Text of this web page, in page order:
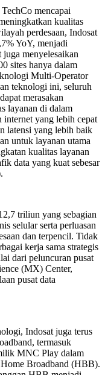
mencapai
kualitas
perdesaan, Indosat
YoY, menjadi
menyelesaikan
sites hanya dalam
Multi-Operator
teknologi ini, seluruh
merasakan
layanan di dalam
internet yang lebih cepat
latensi yang lebih baik
untuk layanan utama
kualitas layanan
data yang kuat sebesar
triliun yang sebagian
selular serta perluasan
dan terpencil. Tidak
kerja sama strategis
dari peluncuran pusat
(MX) Center,
pusat data
Indosat juga terus
termasuk
MNC Play dalam
Broadband (HBB).